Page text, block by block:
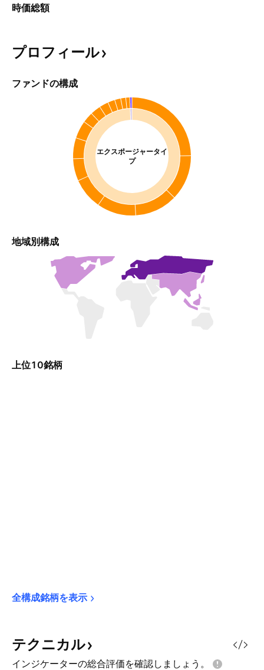
時価総額
プロフィール
ファンドの構成
エクスポージャータイ
プ
地域別構成
上位10銘柄
全構成銘柄を表示
テクニカル
インジケーターの総合評価を確認しましょう。